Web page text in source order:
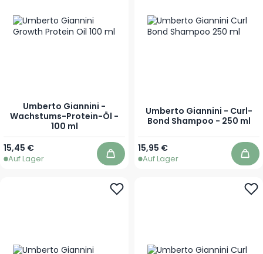
Umberto Giannini -
Wachstums-Protein-Öl -
100 ml
15,45 €
Auf Lager In den Warenkorb
Umberto Giannini - Curl-
Bond Shampoo - 250 ml
15,95 €
Auf Lager In